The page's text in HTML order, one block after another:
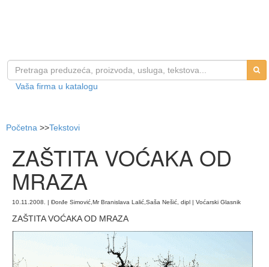
Vaša firma u katalogu
Početna >>Tekstovi
ZAŠTITA VOĆAKA OD
MRAZA
10.11.2008. | Đorđe Simović,Mr Branislava Lalić,Saša Nešić, dipl | Voćarski Glasnik
ZAŠTITA VOĆAKA OD MRAZA